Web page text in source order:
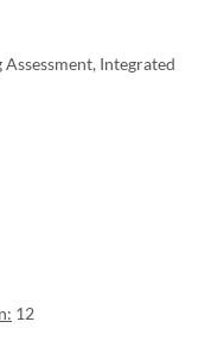
Integrated
12